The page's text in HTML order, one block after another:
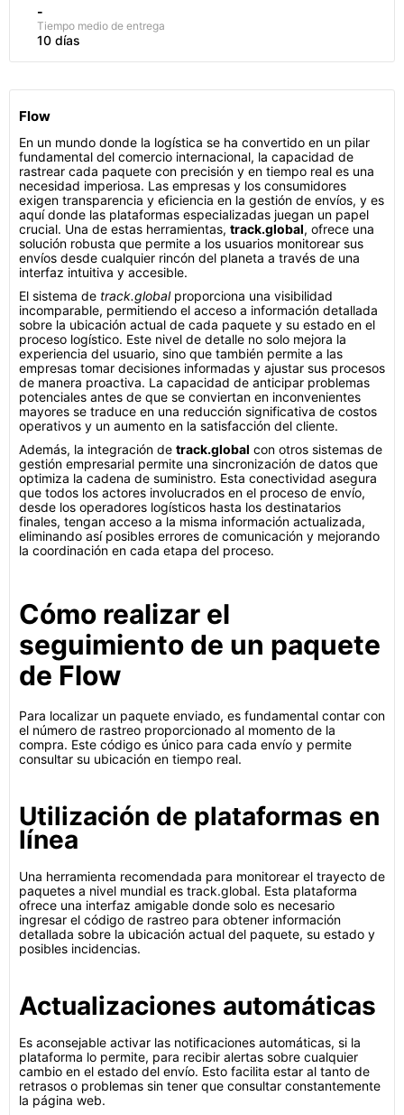
-
Tiempo medio de entrega
10 días
Flow
En un mundo donde la logística se ha convertido en un pilar
fundamental del comercio internacional, la capacidad de
rastrear cada paquete con precisión y en tiempo real es una
necesidad imperiosa. Las empresas y los consumidores
exigen transparencia y eficiencia en la gestión de envíos, y es
aquí donde las plataformas especializadas juegan un papel
crucial. Una de estas herramientas, track.global, ofrece una
solución robusta que permite a los usuarios monitorear sus
envíos desde cualquier rincón del planeta a través de una
interfaz intuitiva y accesible.
El sistema de track.globalproporciona una visibilidad
incomparable, permitiendo el acceso a información detallada
sobre la ubicación actual de cada paquete y su estado en el
proceso logístico. Este nivel de detalle no solo mejora la
experiencia del usuario, sino que también permite a las
empresas tomar decisiones informadas y ajustar sus procesos
de manera proactiva. La capacidad de anticipar problemas
potenciales antes de que se conviertan en inconvenientes
mayores se traduce en una reducción significativa de costos
operativos y un aumento en la satisfacción del cliente.
Además, la integración de track.global con otros sistemas de
gestión empresarial permite una sincronización de datos que
optimiza la cadena de suministro. Esta conectividad asegura
que todos los actores involucrados en el proceso de envío,
desde los operadores logísticos hasta los destinatarios
finales, tengan acceso a la misma información actualizada,
eliminando así posibles errores de comunicación y mejorando
la coordinación en cada etapa del proceso.
Cómo realizar el
seguimiento de un paquete
de Flow
Para localizar un paquete enviado, es fundamental contar con
el número de rastreo proporcionado al momento de la
compra. Este código es único para cada envío y permite
consultar su ubicación en tiempo real.
Utilización de plataformas en
línea
Una herramienta recomendada para monitorear el trayecto de
paquetes a nivel mundial es track.global. Esta plataforma
ofrece una interfaz amigable donde solo es necesario
ingresar el código de rastreo para obtener información
detallada sobre la ubicación actual del paquete, su estado y
posibles incidencias.
Actualizaciones automáticas
Es aconsejable activar las notificaciones automáticas, si la
plataforma lo permite, para recibir alertas sobre cualquier
cambio en el estado del envío. Esto facilita estar al tanto de
retrasos o problemas sin tener que consultar constantemente
la página web.